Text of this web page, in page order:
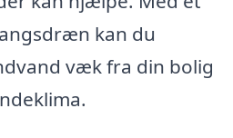
kan du
væk fra din bolig